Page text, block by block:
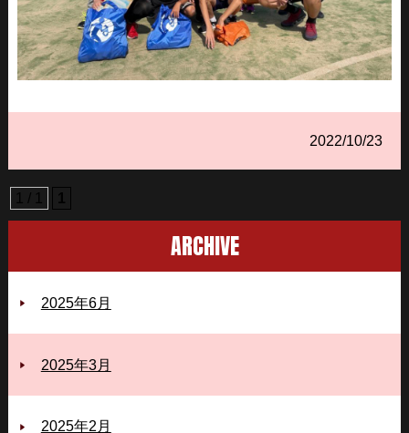
2022/10/23
1 / 1
ARCHIVE
2025年6月
2025年3月
2025年2月